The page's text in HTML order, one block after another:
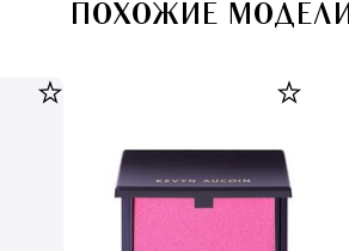
ПОХОЖИЕ МОДЕЛИ